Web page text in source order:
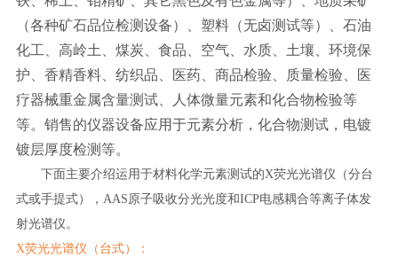
（各种矿石品位检测设备）、塑料（无卤测试等）、石油
化工、高岭土、煤炭、食品、空气、水质、土壤、环境保
护、香精香料、纺织品、医药、商品检验、质量检验、医
疗器械重金属含量测试、人体微量元素和化合物检验等
等。销售的仪器设备应用于元素分析，化合物测试，电镀
镀层厚度检测等。
下面主要介绍运用于材料化学元素测试的X荧光光谱仪（分台
式或手提式）， AAS 原子吸收分光光度和ICP电感耦合等离子体发
射光谱仪。
X荧光光谱仪（台式）：